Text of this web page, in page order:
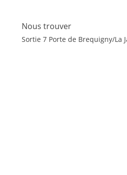
Nous trouver
Sortie 7 Porte de Brequigny/La